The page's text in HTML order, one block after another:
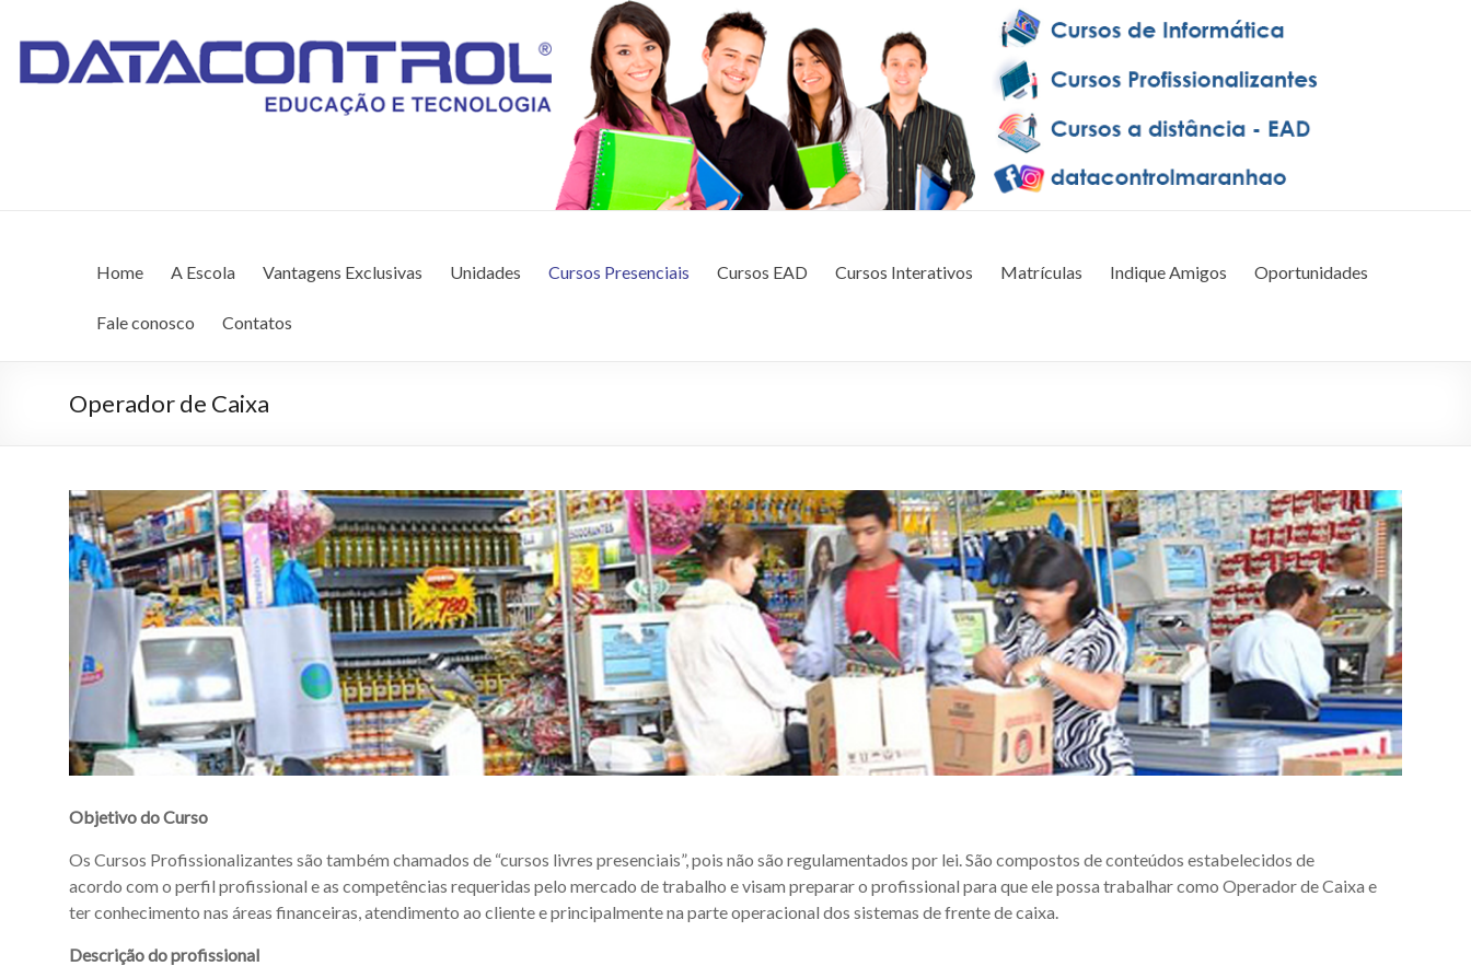
DATACONTROL – EDUCAÇÃO E TECNOLOGIA
Home
A Escola Vantagens Exclusivas Unidades Cursos Presenciais Cursos EAD Cursos Interativos Matrículas Indique Amigos Oportunidades
Fale conosco Contatos
Operador de Caixa
Objetivo do Curso
Os Cursos Profissionalizantes são também chamados de “cursos livres presenciais”, pois não são regulamentados por lei. São compostos de conteúdos estabelecidos de
acordo com o perfil profissional e as competências requeridas pelo mercado de trabalho e visam preparar o profissional para que ele possa trabalhar como Operador de Caixa e
ter conhecimento nas áreas financeiras, atendimento ao cliente e principalmente na parte operacional dos sistemas de frente de caixa.
Descrição do profissional